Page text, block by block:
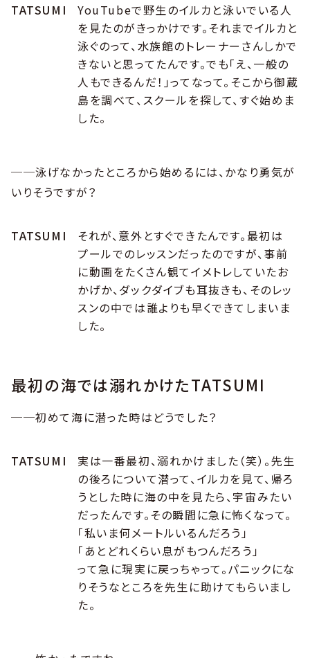
TATSUMI
YouTubeで野生のイルカと泳いでいる人
を見たのがきっかけです。それまでイルカと
泳ぐのって、水族館のトレーナーさんしかで
きないと思ってたんです。でも「え、一般の
人もできるんだ！」ってなって。そこから御蔵
島を調べて、スクールを探して、すぐ始めま
した。
──泳げなかったところから始めるには、かなり勇気が
いりそうですが？
TATSUMI
それが、意外とすぐできたんです。最初は
プールでのレッスンだったのですが、事前
に動画をたくさん観てイメトレしていたお
かげか、ダックダイブも耳抜きも、そのレッ
スンの中では誰よりも早くできてしまいま
した。
最初の海では溺れかけたTATSUMI
──初めて海に潜った時はどうでした？
TATSUMI
実は一番最初、溺れかけました（笑）。先生
の後ろについて潜って、イルカを見て、帰ろ
うとした時に海の中を見たら、宇宙みたい
だったんです。その瞬間に急に怖くなって。
「私いま何メートルいるんだろう」
「あとどれくらい息がもつんだろう」
って急に現実に戻っちゃって。パニックにな
りそうなところを先生に助けてもらいまし
た。